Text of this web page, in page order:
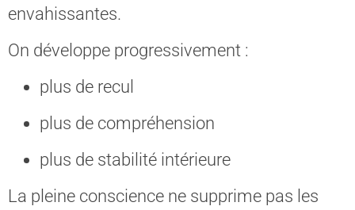
envahissantes.
On développe progressivement :
plus de recul
plus de compréhension
plus de stabilité intérieure
La pleine conscience ne supprime pas les